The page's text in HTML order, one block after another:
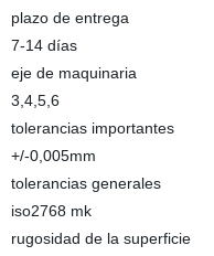
plazo de entrega
7-14 días
eje de maquinaria
3,4,5,6
tolerancias importantes
+/-0,005mm
tolerancias generales
iso2768 mk
rugosidad de la superficie